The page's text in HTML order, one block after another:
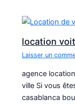
location
Laisser un
agence
ville Si vous
casablanca